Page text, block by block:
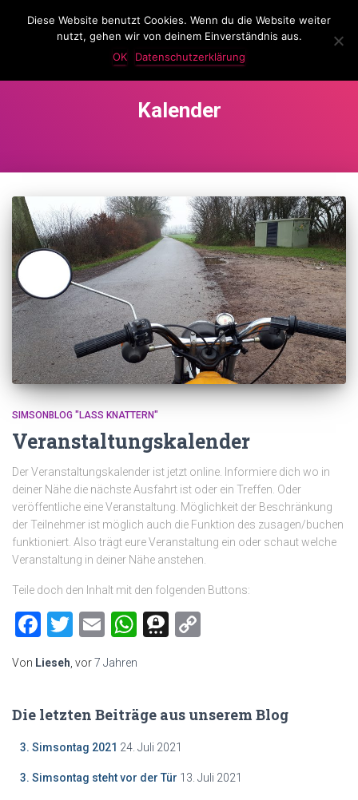
LassKnattern
Kalender
SIMSONBLOG "LASS KNATTERN"
Veranstaltungskalender
Der Veranstaltungskalender ist jetzt online. Informiere dich wo in
deiner Nähe die nächste Ausfahrt ist oder ein Treffen. Oder
veröffentliche eine Veranstaltung. Möglichkeit der Beschränkung
der Teilnehmer ist möglich auch die Funktion des zusagen/buchen
funktioniert. Also trägt eure Veranstaltung ein oder schaut welche
Veranstaltung in deiner Nähe anstehen.
Teile doch den Inhalt mit den folgenden Buttons:
Facebook
Twitter
EmailWhatsApp
Threema
Von Lieseh , vor7 Jahren
Die letzten Beiträge aus unserem Blog
3. Simsontag 2021 24. Juli 2021
3. Simsontag steht vor der Tür 13. Juli 2021
Diese Website benutzt Cookies. Wenn du die Website weiter
nutzt, gehen wir von deinem Einverständnis aus.
OK
Datenschutzerklärung